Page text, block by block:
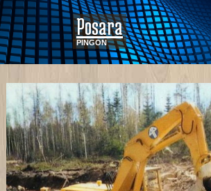
Posara
PINGON